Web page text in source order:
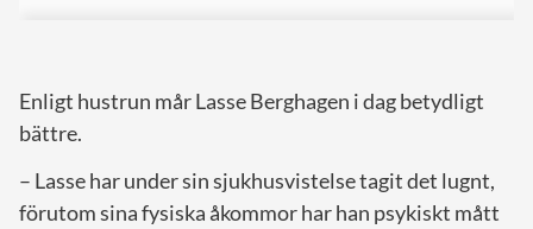
Enligt hustrun mår Lasse Berghagen i dag betydligt
bättre.
– Lasse har under sin sjukhusvistelse tagit det lugnt,
förutom sina fysiska åkommor har han psykiskt mått